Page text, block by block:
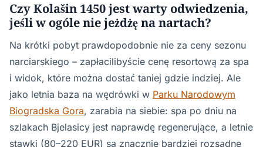
Czy Kolašin 1450 jest warty odwiedzenia,
jeśli w ogóle nie jeżdżę na nartach?
Na krótki pobyt prawdopodobnie nie za ceny sezonu
narciarskiego – zapłacilibyście cenę resortową za spa
i widok, które można dostać taniej gdzie indziej. Ale
jako letnia baza na wędrówki w Parku Narodowym
Biogradska Gora, zarabia na siebie: spa po dniu na
szlakach Bjelasicy jest naprawdę regenerujące, a letnie
stawki (80–220 EUR) są znacznie bardziej rozsądne